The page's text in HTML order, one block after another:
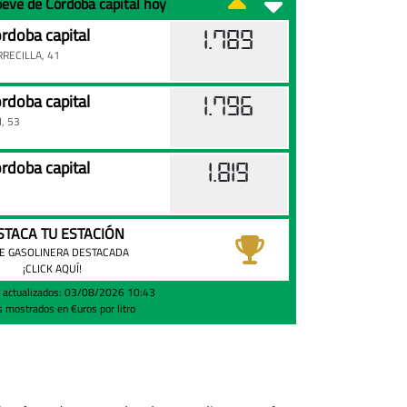
capital
41
1.789
capital
53
1.796
capital 1.819
TU ESTACIÓN
GASOLINERA DESTACADA
¡CLICK AQUÍ!
actualizados: 03/08/2026 10:43
mostrados en €uros por litro